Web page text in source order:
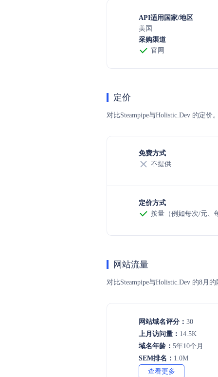
API适用国家/地区
美国
采购渠道
官网
定价
对比Steampipe与Holistic.Dev 的定
免费方式
不提供
定价方式
按量（例如每次/元、
网站流量
对比Steampipe与Holistic.Dev 的8月
网站域名评分： 30
上月访问量： 14.5K
域名年龄： 5年10个月
SEM排名： 1.0M
查看更多